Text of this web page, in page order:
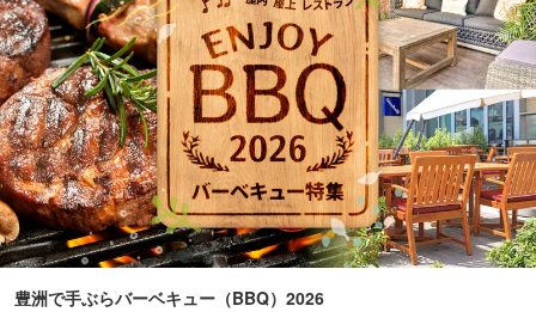
豊洲で手ぶらバーベキュー（BBQ）2026